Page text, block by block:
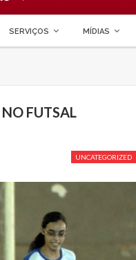
SERVIÇOS MÍDIAS
FUTSAL
UNCATEGORIZED